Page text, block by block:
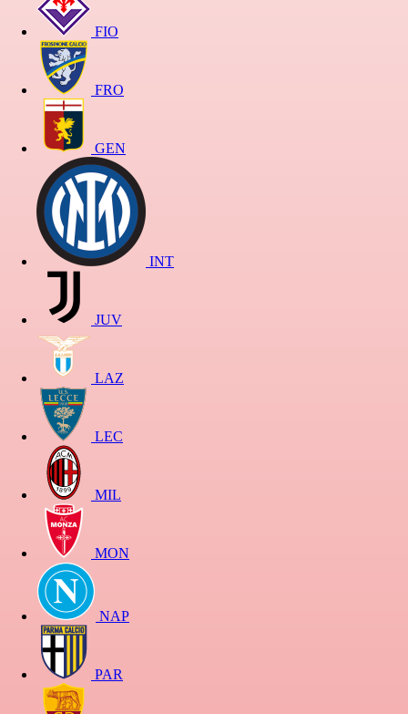
FIO
FRO
GEN
INT
JUV
LAZ
LEC
MIL
MON
NAP
PAR